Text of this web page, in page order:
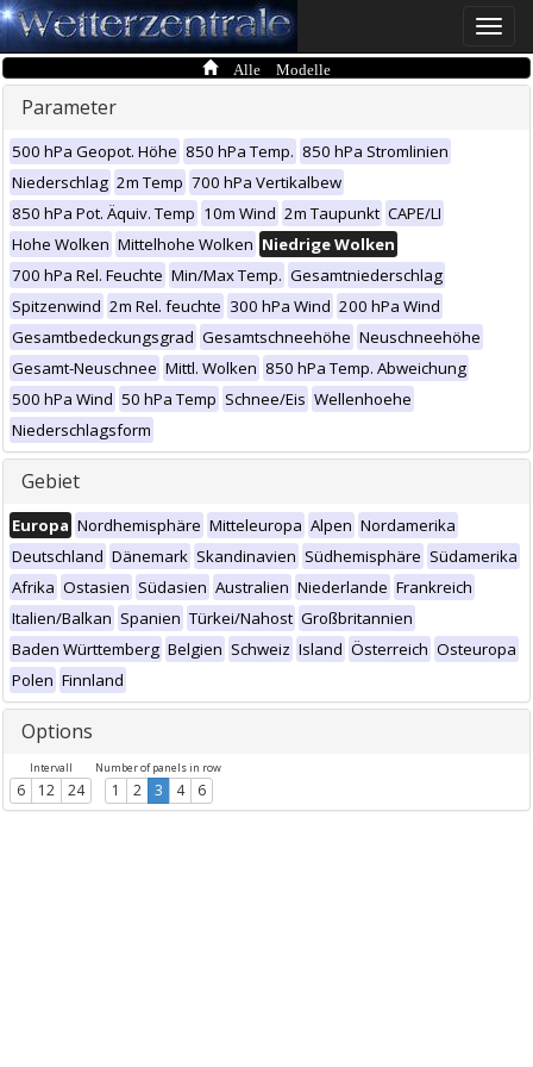
Toggle
Alle Modelle
Parameter
500 hPa Geopot. Höhe 850 hPa Temp. 850 hPa Stromlinien
Niederschlag 2m Temp 700 hPa Vertikalbew
850 hPa Pot. Äquiv. Temp 10m Wind 2m Taupunkt CAPE/LI
Hohe Wolken Mittelhohe Wolken Niedrige Wolken
700 hPa Rel. Feuchte Min/Max Temp. Gesamtniederschlag
Spitzenwind 2m Rel. feuchte 300 hPa Wind 200 hPa Wind
Gesamtbedeckungsgrad Gesamtschneehöhe Neuschneehöhe
Gesamt-Neuschnee Mittl. Wolken 850 hPa Temp. Abweichung
500 hPa Wind 50 hPa Temp Schnee/Eis Wellenhoehe
Niederschlagsform
Gebiet
Europa Nordhemisphäre Mitteleuropa Alpen Nordamerika
Deutschland Dänemark Skandinavien Südhemisphäre Südamerika
Afrika Ostasien Südasien Australien Niederlande Frankreich
Italien/Balkan Spanien Türkei/Nahost Großbritannien
Baden Württemberg Belgien Schweiz Island Österreich Osteuropa
Polen Finnland
Options
Intervall
6 12 24
Number of panels in row
1 2 3 4 6